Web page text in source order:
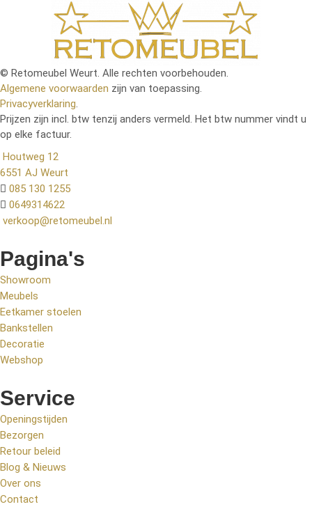
© Retomeubel Weurt. Alle rechten voorbehouden.
Algemene voorwaarden zijn van toepassing.
Privacyverklaring.
Prijzen zijn incl. btw tenzij anders vermeld. Het btw nummer vindt u
op elke factuur.
Houtweg 12
6551 AJ Weurt
085 130 1255
0649314622
verkoop@retomeubel.nl
Pagina's
Showroom
Meubels
Eetkamer stoelen
Bankstellen
Decoratie
Webshop
Service
Openingstijden
Bezorgen
Retour beleid
Blog & Nieuws
Over ons
Contact